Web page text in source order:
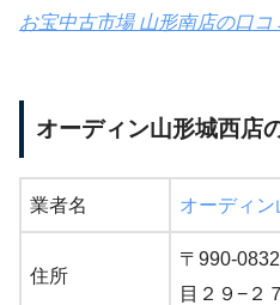
お宝中古市場 山形南店の口コ
オーディン山形城西店
業者名 オーディ
住所
〒990-
目２９−２７